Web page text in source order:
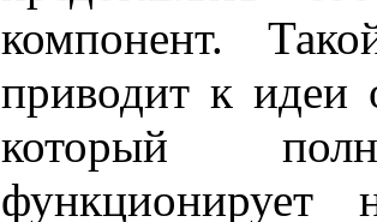
компонент.
приводит к идеи
который